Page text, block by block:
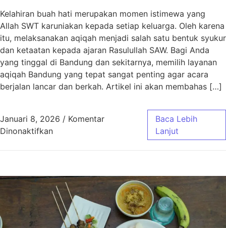
Kelahiran buah hati merupakan momen istimewa yang
Allah SWT karuniakan kepada setiap keluarga. Oleh karena
itu, melaksanakan aqiqah menjadi salah satu bentuk syukur
dan ketaatan kepada ajaran Rasulullah SAW. Bagi Anda
yang tinggal di Bandung dan sekitarnya, memilih layanan
aqiqah Bandung yang tepat sangat penting agar acara
berjalan lancar dan berkah. Artikel ini akan membahas […]
Januari 8, 2026 / Komentar
Dinonaktifkanpada Aqiqah Bandung Paket Murah Jawa
Baca Lebih
Lanjut